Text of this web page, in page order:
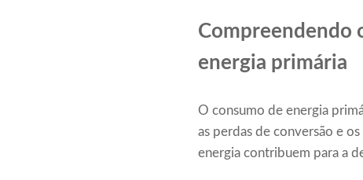
Compreendendo
energia primária
O consumo de energia
as perdas de conversão e
energia contribuem para a